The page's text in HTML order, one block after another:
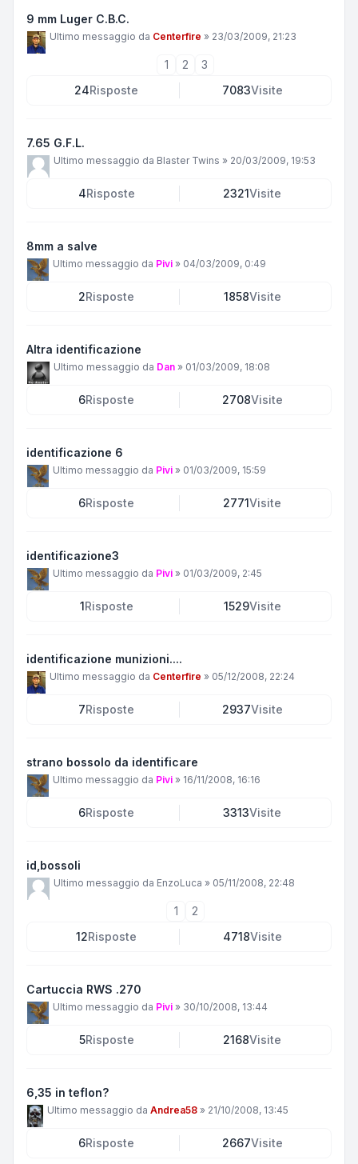
9 mm Luger C.B.C.
Ultimo messaggio da Centerfire » 23/03/2009, 21:23
1 2
3
24Risposte 7083Visite
7.65 G.F.L.
Ultimo messaggio da Blaster Twins » 20/03/2009, 19:53
4Risposte 2321Visite
8mm a salve
Ultimo messaggio da Pivi » 04/03/2009, 0:49
2Risposte 1858Visite
Altra identificazione
Ultimo messaggio da Dan » 01/03/2009, 18:08
6Risposte 2708Visite
identificazione 6
Ultimo messaggio da Pivi » 01/03/2009, 15:59
6Risposte 2771Visite
identificazione3
Ultimo messaggio da Pivi » 01/03/2009, 2:45
1Risposte 1529Visite
identificazione munizioni....
Ultimo messaggio da Centerfire » 05/12/2008, 22:24
7Risposte 2937Visite
strano bossolo da identificare
Ultimo messaggio da Pivi » 16/11/2008, 16:16
6Risposte 3313Visite
id,bossoli
Ultimo messaggio da EnzoLuca » 05/11/2008, 22:48
1
2
12Risposte 4718Visite
Cartuccia RWS .270
Ultimo messaggio da Pivi » 30/10/2008, 13:44
5Risposte 2168Visite
6,35 in teflon?
Ultimo messaggio da Andrea58 » 21/10/2008, 13:45
6Risposte 2667Visite